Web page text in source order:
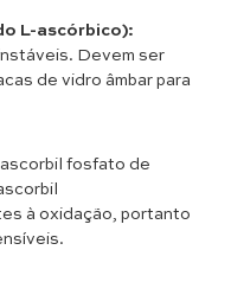
L-ascórbico):
Devem ser
de vidro âmbar para
fosfato de
à oxidação, portanto